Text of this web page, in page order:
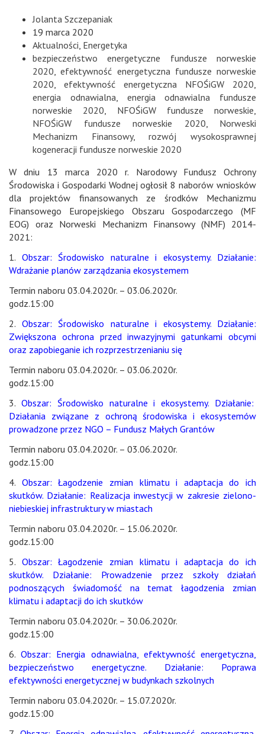
Jolanta Szczepaniak
19 marca 2020
Aktualności Energetyka
bezpieczeństwo energetyczne fundusze norweskie
2020 ,efektywność energetyczna fundusze norweskie
2020
efektywność energetyczna NFOŚiGW 2020
energia odnawialna
energia odnawialna fundusze
norweskie 2020
NFOŚiGW fundusze norweskie
NFOŚiGW fundusze norweskie 2020
Norweski
Mechanizm Finansowy,rozwój wysokosprawnej
kogeneracji fundusze norweskie 2020
W dniu 13 marca 2020 r. Narodowy Fundusz Ochrony
Środowiska i Gospodarki Wodnej ogłosił 8 naborów wniosków
dla projektów finansowanych ze środków Mechanizmu
Finansowego Europejskiego Obszaru Gospodarczego (MF
EOG) oraz Norweski Mechanizm Finansowy (NMF) 2014-
2021:
1. Obszar: Środowisko naturalne i ekosystemy. Działanie:
Wdrażanie planów zarządzania ekosystemem
Termin naboru 03.04.2020r. – 03.06.2020r.
godz.15:00
2. Obszar: Środowisko naturalne i ekosystemy. Działanie:
Zwiększona ochrona przed inwazyjnymi gatunkami obcymi
oraz zapobieganie ich rozprzestrzenianiu się
Termin naboru 03.04.2020r. – 03.06.2020r.
godz.15:00
3. Obszar: Środowisko naturalne i ekosystemy. Działanie:
Działania związane z ochroną środowiska i ekosystemów
prowadzone przez NGO – Fundusz Małych Grantów
Termin naboru 03.04.2020r. – 03.06.2020r.
godz.15:00
4. Obszar: Łagodzenie zmian klimatu i adaptacja do ich
skutków. Działanie: Realizacja inwestycji w zakresie zielono-
niebieskiej infrastruktury w miastach
Termin naboru 03.04.2020r. – 15.06.2020r.
godz.15:00
5. Obszar: Łagodzenie zmian klimatu i adaptacja do ich
skutków. Działanie: Prowadzenie przez szkoły działań
podnoszących świadomość na temat łagodzenia zmian
klimatu i adaptacji do ich skutków
Termin naboru 03.04.2020r. – 30.06.2020r.
godz.15:00
6.Obszar: Energia odnawialna, efektywność energetyczna,
bezpieczeństwo energetyczne. Działanie: Poprawa
efektywności energetycznej w budynkach szkolnych
Termin naboru 03.04.2020r. – 15.07.2020r.
godz.15:00